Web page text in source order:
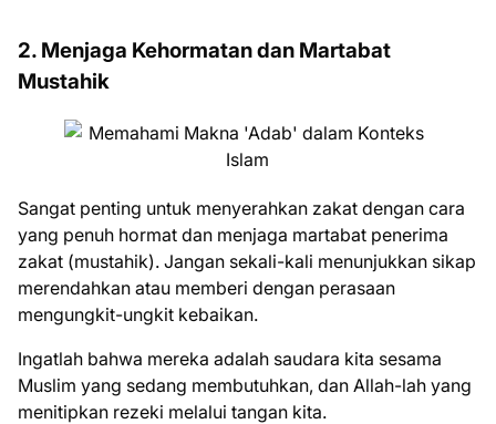
2. Menjaga Kehormatan dan Martabat
Mustahik
Sangat penting untuk menyerahkan zakat dengan cara
yang penuh hormat dan menjaga martabat penerima
zakat (mustahik). Jangan sekali-kali menunjukkan sikap
merendahkan atau memberi dengan perasaan
mengungkit-ungkit kebaikan.
Ingatlah bahwa mereka adalah saudara kita sesama
Muslim yang sedang membutuhkan, dan Allah-lah yang
menitipkan rezeki melalui tangan kita.